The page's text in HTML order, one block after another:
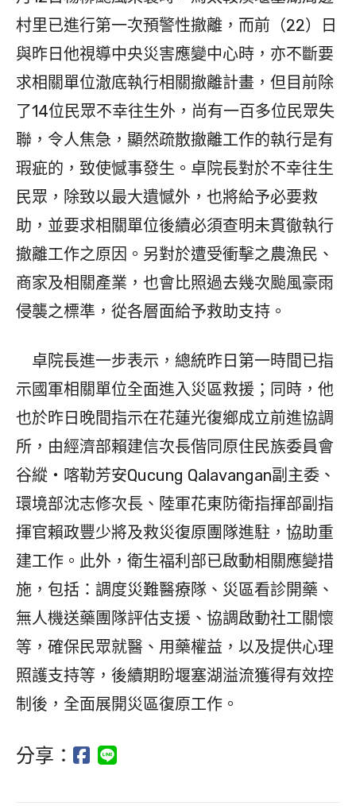
村里已進行第一次預警性撤離，而前（22）日
與昨日他視導中央災害應變中心時，亦不斷要
求相關單位澈底執行相關撤離計畫，但目前除
了14位民眾不幸往生外，尚有一百多位民眾失
聯，令人焦急，顯然疏散撤離工作的執行是有
瑕疵的，致使憾事發生。卓院長對於不幸往生
民眾，除致以最大遺憾外，也將給予必要救
助，並要求相關單位後續必須查明未貫徹執行
撤離工作之原因。另對於遭受衝擊之農漁民、
商家及相關產業，也會比照過去幾次颱風豪雨
侵襲之標準，從各層面給予救助支持。
卓院長進一步表示，總統昨日第一時間已指
示國軍相關單位全面進入災區救援；同時，他
也於昨日晚間指示在花蓮光復鄉成立前進協調
所，由經濟部賴建信次長偕同原住民族委員會
谷縱‧喀勒芳安Qucung Qalavangan副主委、
環境部沈志修次長、陸軍花東防衛指揮部副指
揮官賴政豐少將及救災復原團隊進駐，協助重
建工作。此外，衛生福利部已啟動相關應變措
施，包括：調度災難醫療隊、災區看診開藥、
無人機送藥團隊評估支援、協調啟動社工關懷
等，確保民眾就醫、用藥權益，以及提供心理
照護支持等，後續期盼堰塞湖溢流獲得有效控
制後，全面展開災區復原工作。
分享：